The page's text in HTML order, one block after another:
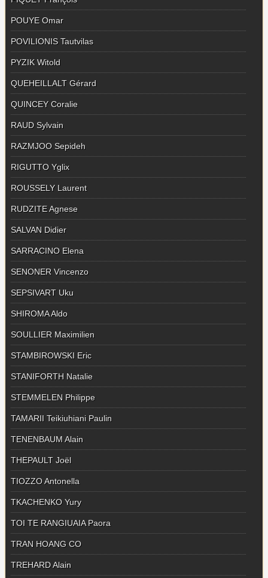
POUYE Omar
POVILIONIS Tautvilas
PYZIK Witold
QUEHEILLALT Gérard
QUINCEY Coralie
RAUD Sylvain
RAZMJOO Sepideh
RIGUTTO Yglix
ROUSSELY Laurent
RUDZITE Agnese
SALVAN Didier
SARRACINO Elena
SENONER Vincenzo
SEPSIVART Uku
SHIROMA Aldo
SOULLIER Maximilien
STAMBIROWSKI Eric
STANIFORTH Natalie
STEMMELEN Philippe
TAMARII Teikiuhiani Paulin
TENENBAUM Alain
THEPAULT Joël
TIOZZO Antonella
TKACHENKO Yury
TOI TE RANGIUAIA Paora
TRAN HOANG CO
TREHARD Alain